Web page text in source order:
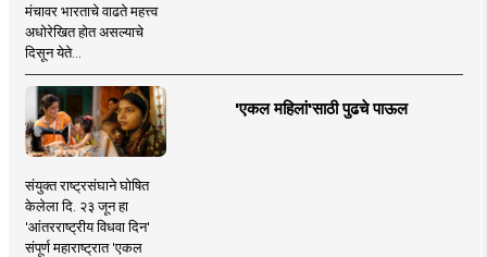
मंचावर भारताचे वाढते महत्त्व
अधोरेखित होत असल्याचे
दिसून येते...
'एकल महिलां'साठी पुढचे पाऊल
संयुक्त राष्ट्रसंघाने घोषित
केलेला दि. २३ जून हा
'आंतरराष्ट्रीय विधवा दिन'
संपूर्ण महाराष्ट्रात 'एकल